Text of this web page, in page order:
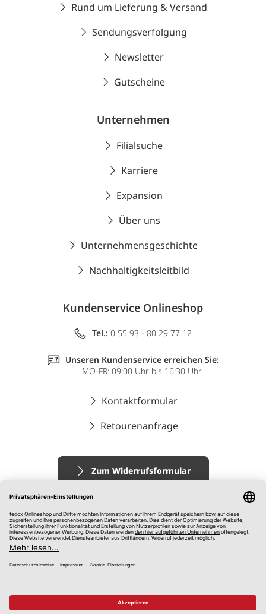
Rund um Lieferung & Versand
Sendungsverfolgung
Newsletter
Gutscheine
Unternehmen
Filialsuche
Karriere
Expansion
Über uns
Unternehmensgeschichte
Nachhaltigkeitsleitbild
Kundenservice Onlineshop
Tel.: 0 55 93 - 80 29 77 12
Unseren Kundenservice erreichen Sie:
MO-FR: 09:00 Uhr bis 16:30 Uhr
Kontaktformular
Retourenanfrage
Zum Widerrufsformular
Impressum
AGB
Datenschutz
Hinweisgebersystem